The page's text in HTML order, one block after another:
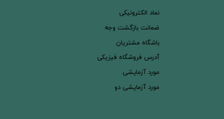
نماد الکترونیکی
ضمانت بازگشت وجه
باشگاه مشتریان
آدرس فروشگاه فیزیکی
مورد آزمایشی
مورد آزمایشی دو